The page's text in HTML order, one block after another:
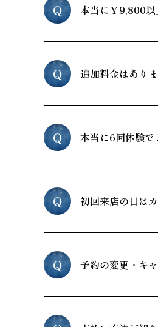
Q 本当に￥9,800以
Q 追加料金はあり
Q 本当に6回体験で
Q 初回来店の日は
Q 予約の変更・キ